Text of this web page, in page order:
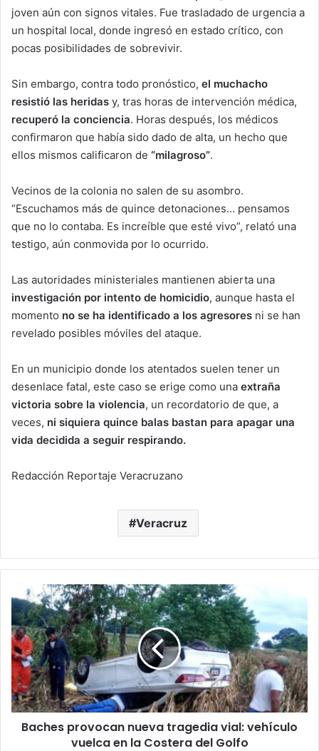
joven aún con signos vitales. Fue trasladado de urgencia a
un hospital local, donde ingresó en estado crítico, con
pocas posibilidades de sobrevivir.
Sin embargo, contra todo pronóstico, el muchacho
resistió las heridas y, tras horas de intervención médica,
recuperó la conciencia. Horas después, los médicos
confirmaron que había sido dado de alta, un hecho que
ellos mismos calificaron de “milagroso”.
Vecinos de la colonia no salen de su asombro.
“Escuchamos más de quince detonaciones… pensamos
que no lo contaba. Es increíble que esté vivo”, relató una
testigo, aún conmovida por lo ocurrido.
Las autoridades ministeriales mantienen abierta una
investigación por intento de homicidio, aunque hasta el
momento no se ha identificado a los agresores ni se han
revelado posibles móviles del ataque.
En un municipio donde los atentados suelen tener un
desenlace fatal, este caso se erige como una extraña
victoria sobre la violencia, un recordatorio de que, a
veces, ni siquiera quince balas bastan para apagar una
vida decidida a seguir respirando.
Redacción Reportaje Veracruzano
Veracruz
Baches
provocan
nueva
tragedia
vial:
vehículo
vuelca
en
la
Costera
Baches provocan nueva tragedia vial: vehículo
vuelca en la Costera del Golfo